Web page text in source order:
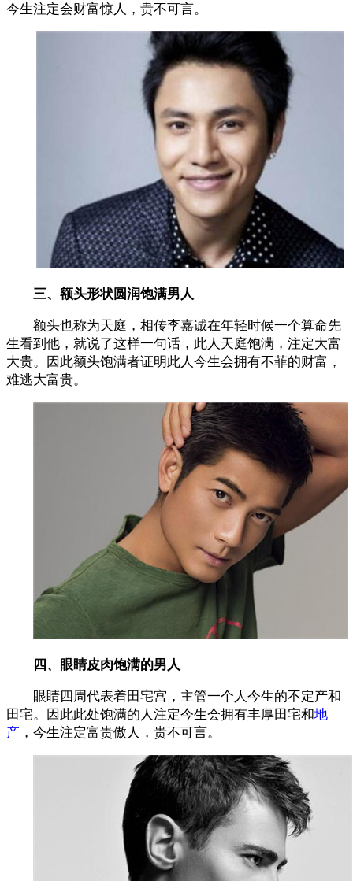
今生注定会财富惊人，贵不可言。
三、额头形状圆润饱满男人
额头也称为天庭，相传李嘉诚在年轻时候一个算命先
生看到他，就说了这样一句话，此人天庭饱满，注定大富
大贵。因此额头饱满者证明此人今生会拥有不菲的财富，
难逃大富贵。
四、眼睛皮肉饱满的男人
眼睛四周代表着田宅宫，主管一个人今生的不定产和
田宅。因此此处饱满的人注定今生会拥有丰厚田宅和地
产 ，今生注定富贵傲人，贵不可言。